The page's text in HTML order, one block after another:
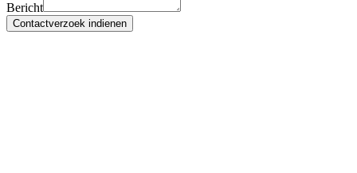
Bericht
Contactverzoek indienen